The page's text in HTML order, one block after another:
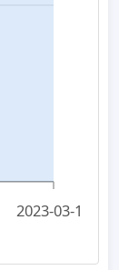
2023-03-15